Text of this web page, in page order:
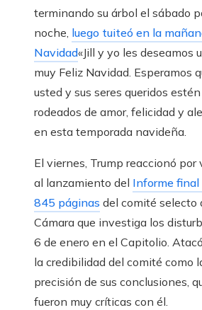
terminando su árbol el sábado
noche, luego tuiteó en la
Navidad«Jill y yo les deseamos
muy Feliz Navidad. Esperamos
usted y sus seres queridos estén
rodeados de amor, felicidad y
en esta temporada navideña.
El viernes, Trump reaccionó por
al lanzamiento del Informe final
845 páginas del comité selecto
Cámara que investiga los
6 de enero en el Capitolio.
la credibilidad del comité como
precisión de sus conclusiones,
fueron muy críticas con él.